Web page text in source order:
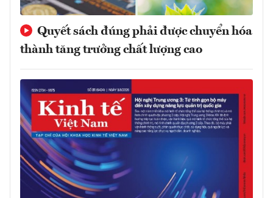
Quyết sách đúng phải được chuyển hóa
thành tăng trưởng chất lượng cao